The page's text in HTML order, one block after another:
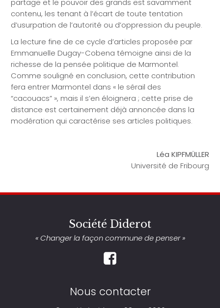
partage et le pouvoir des grands est savamment
contenu, les tenant à l’écart de toute tentation
d’usurpation de l’autorité ou d’oppression du peuple.
La lecture fine de ce cycle d’articles proposée par
Emmanuelle Dugay-Cobena témoigne ainsi de la
richesse de la pensée politique de Marmontel.
Comme souligné en conclusion, cette contribution
fera entrer Marmontel dans « le sérail des
“cacouacs” », mais il s’en éloignera ; cette prise de
distance est certainement déjà annoncée dans la
modération qui caractérise ses articles politiques.
Léa KIPFMÜLLER
Université de Fribourg
Société Diderot
« Changer la façon commune de penser »
Nous contacter